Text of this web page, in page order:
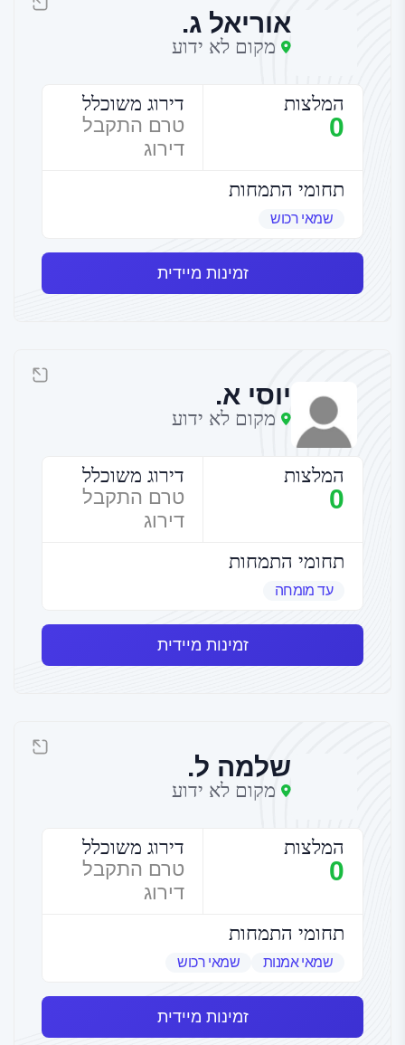
אוריאל ג.
מקום לא ידוע
המלצות
0
דירוג משוכלל
טרם התקבל
דירוג
תחומי התמחות
שמאי רכוש
זמינות מיידית
יוסי א.
מקום לא ידוע
המלצות
0
דירוג משוכלל
טרם התקבל
דירוג
תחומי התמחות
עד מומחה
זמינות מיידית
שלמה ל.
מקום לא ידוע
המלצות
0
דירוג משוכלל
טרם התקבל
דירוג
תחומי התמחות
שמאי אמנות שמאי רכוש
זמינות מיידית